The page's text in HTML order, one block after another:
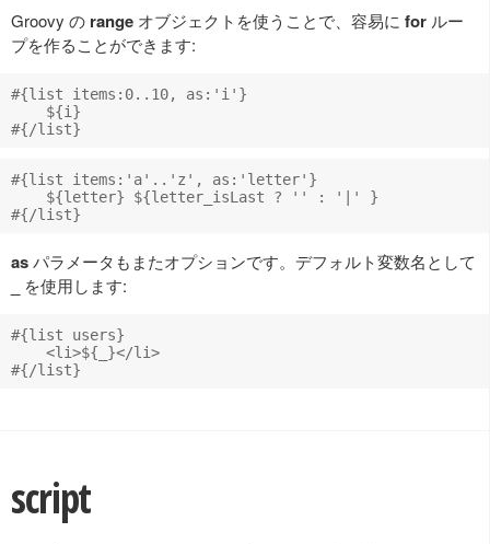
Groovy の range オブジェクトを使うことで、容易に for ルー
プを作ることができます:
#{list items:0..10, as:'i'}
    ${i}
#{list items:'a'..'z', as:'letter'}
    ${letter} ${letter_isLast ? '' : '|' }
asパラメータもまたオプションです。デフォルト変数名として
を使用します:
#{list users}
    <li>${_}</li>
script